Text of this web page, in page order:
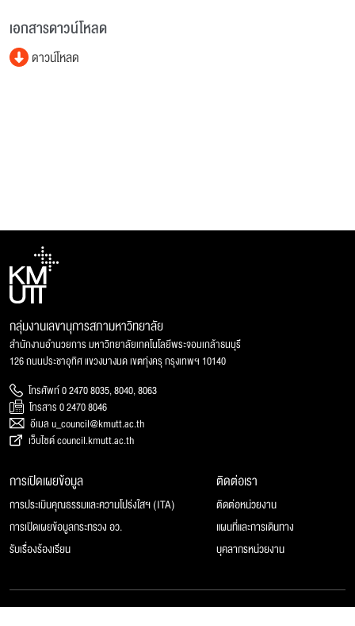
เอกสารดาวน์โหลด
ดาวน์โหลด
กลุ่มงานเลขานุการสภามหาวิทยาลัย
สำนักงานอำนวยการ มหาวิทยาลัยเทคโนโลยีพระจอมเกล้าธนบุรี
126 ถนนประชาอุทิศ แขวงบางมด เขตทุ่งครุ กรุงเทพฯ 10140
โทรศัพท์ 0 2470 8035, 8040, 8063
โทรสาร 0 2470 8046
อีเมล u_council@kmutt.ac.th
เว็บไซต์ council.kmutt.ac.th
การเปิดเผยข้อมูล
การประเมินคุณธรรมและความโปร่งใสฯ (ITA)
การเปิดเผยข้อมูลกระทรวง อว.
รับเรื่องร้องเรียน
ติดต่อเรา
ติดต่อหน่วยงาน
แผนที่และการเดินทาง
บุคลากรหน่วยงาน